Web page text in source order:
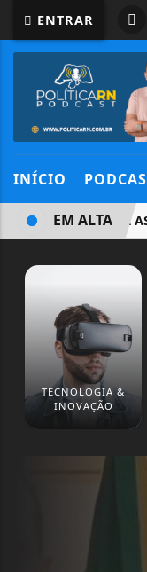
ENTRAR
INÍCIO
PREFEITURA
EM ALTA
TECNOLOGIA &
INOVAÇÃO